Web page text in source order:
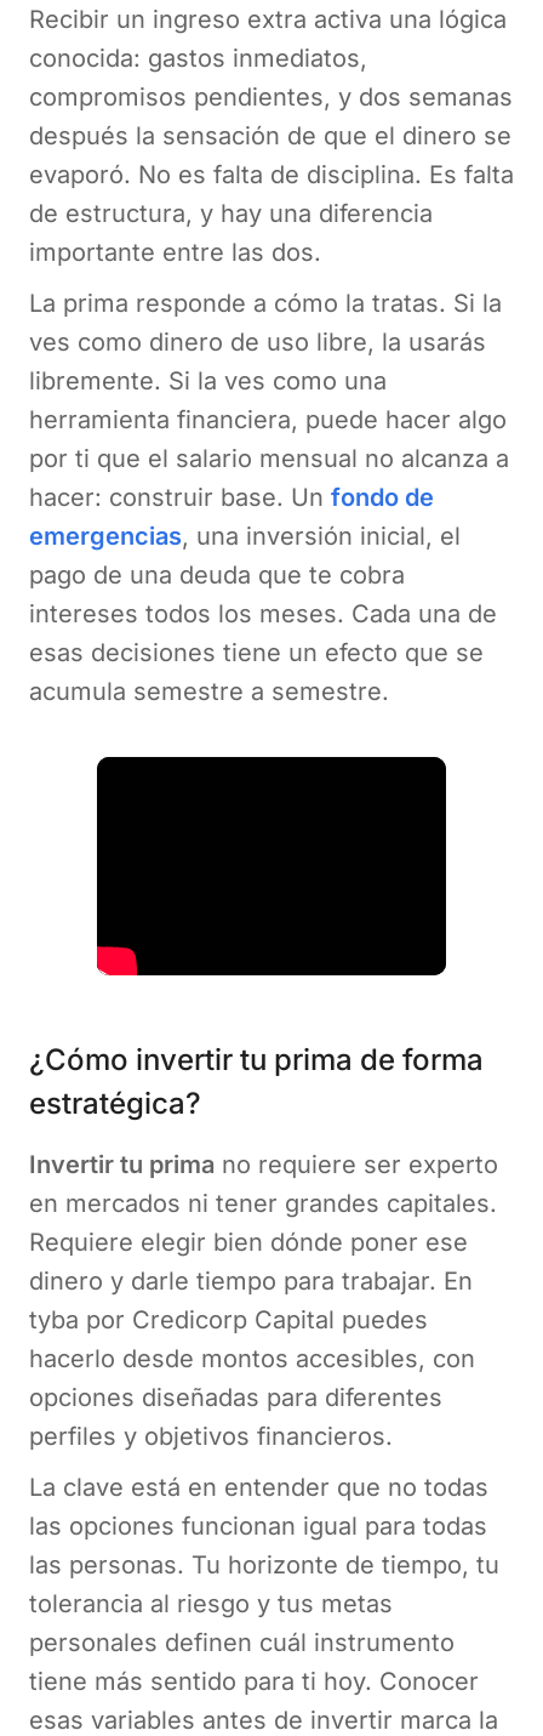
Recibir un ingreso extra activa una lógica
conocida: gastos inmediatos,
compromisos pendientes, y dos semanas
después la sensación de que el dinero se
evaporó. No es falta de disciplina. Es falta
de estructura, y hay una diferencia
importante entre las dos.
La prima responde a cómo la tratas. Si la
ves como dinero de uso libre, la usarás
libremente. Si la ves como una
herramienta financiera, puede hacer algo
por ti que el salario mensual no alcanza a
hacer: construir base. Un fondo de
emergencias, una inversión inicial, el
pago de una deuda que te cobra
intereses todos los meses. Cada una de
esas decisiones tiene un efecto que se
acumula semestre a semestre.
¿Cómo invertir tu prima de forma
estratégica?
Invertir tu prima no requiere ser experto
en mercados ni tener grandes capitales.
Requiere elegir bien dónde poner ese
dinero y darle tiempo para trabajar. En
tyba por Credicorp Capital puedes
hacerlo desde montos accesibles, con
opciones diseñadas para diferentes
perfiles y objetivos financieros.
La clave está en entender que no todas
las opciones funcionan igual para todas
las personas. Tu horizonte de tiempo, tu
tolerancia al riesgo y tus metas
personales definen cuál instrumento
tiene más sentido para ti hoy. Conocer
esas variables antes de invertir marca la